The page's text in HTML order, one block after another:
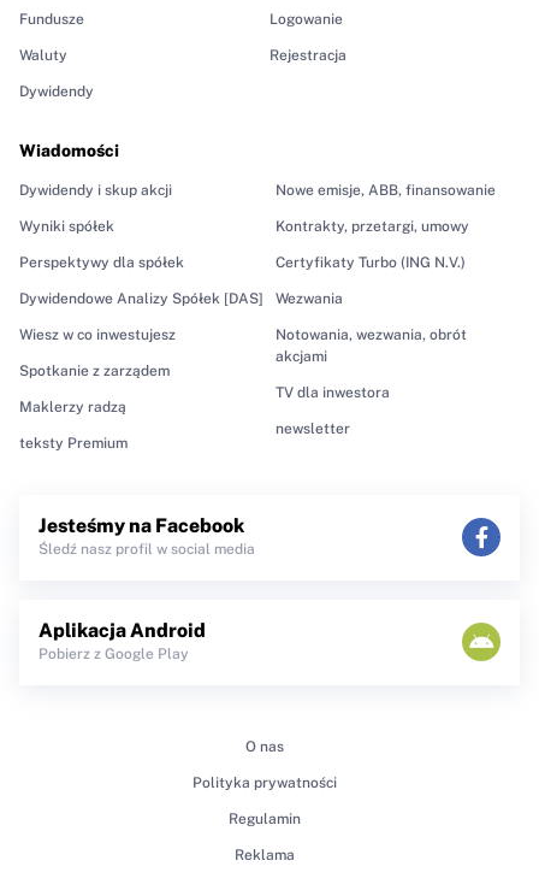
Fundusze
Waluty
Dywidendy
Wiadomości
Dywidendy i skup akcji
Wyniki spółek
Perspektywy dla spółek
Dywidendowe Analizy Spółek [DAS]
Wiesz w co inwestujesz
Spotkanie z zarządem
Maklerzy radzą
teksty Premium
Nowe emisje, ABB, finansowanie
Kontrakty, przetargi, umowy
Certyfikaty Turbo (ING N.V.)
Wezwania
Notowania, wezwania, obrót
akcjami
TV dla inwestora
newsletter
Logowanie
Rejestracja
Jesteśmy na Facebook
Śledź nasz profil w social media
Aplikacja Android
Pobierz z Google Play
O nas
Polityka prywatności
Regulamin
Reklama